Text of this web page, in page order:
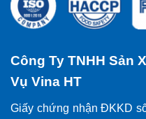
Công Ty TNHH Sản
Vụ Vina HT
Giấy chứng nhận ĐKKD